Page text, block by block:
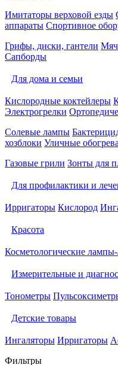
Имитаторы верховой езды
аппараты Спортивное
Грифы, диски, гантели
Сапборды
Для дома и семьи
Кислородные коктейлеры
Электрогрелки
Солевые лампы
хозблоки Уличные
Газовые грили Зонты для
Для профилактики и
Ирригаторы Кислород
Красота
Косметологические
Измерительные и
Тонометры
Детские товары
Ингаляторы Ирригаторы
Фильтры